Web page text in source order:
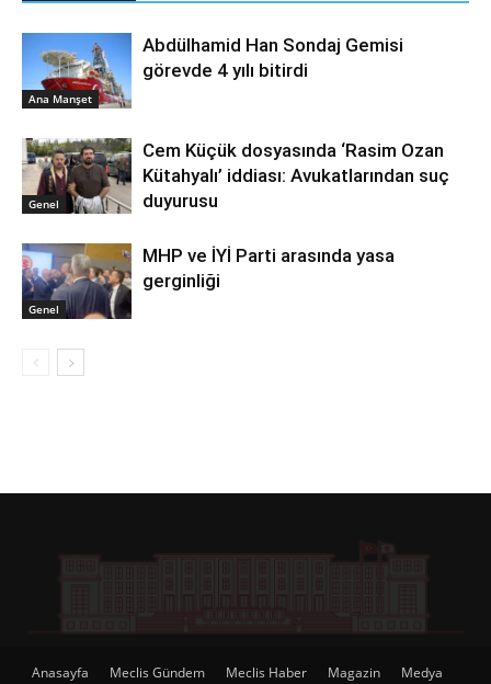
Ana Manşet
Abdülhamid Han Sondaj Gemisi
görevde 4 yılı bitirdi
Genel
Cem Küçük dosyasında ‘Rasim Ozan
Kütahyalı’ iddiası: Avukatlarından suç
duyurusu
Genel
MHP ve İYİ Parti arasında yasa
gerginliği
Anasayfa Meclis Gündem Meclis Haber Magazin Medya